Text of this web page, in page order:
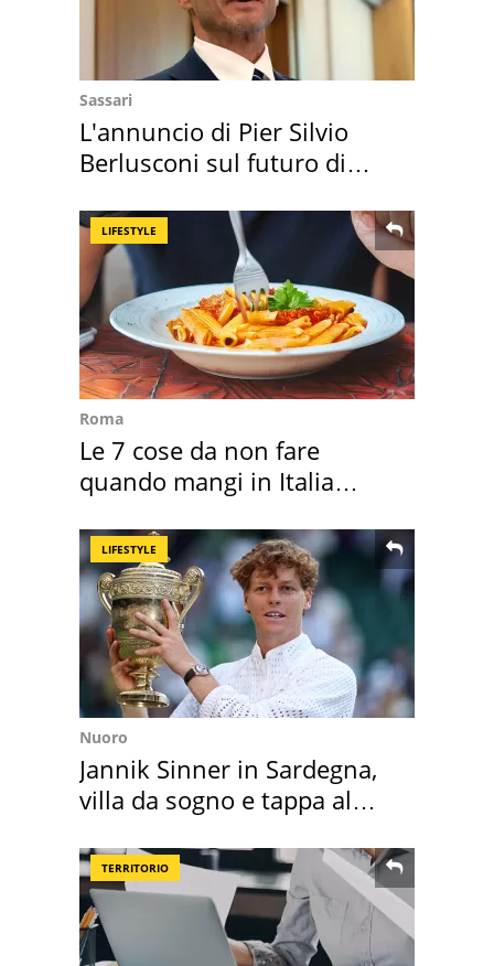
Sassari
L'annuncio di Pier Silvio
Berlusconi sul futuro di
LIFESTYLE
Roma
Le 7 cose da non fare
quando mangi in Italia
LIFESTYLE
Nuoro
Jannik Sinner in Sardegna,
villa da sogno e tappa al
TERRITORIO